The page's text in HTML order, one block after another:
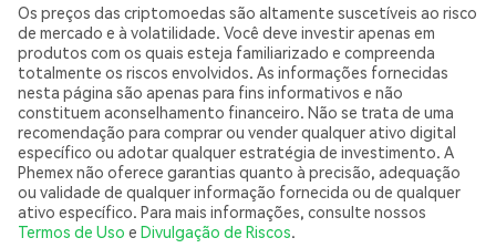
Os preços das criptomoedas são altamente suscetíveis ao risco
de mercado e à volatilidade. Você deve investir apenas em
produtos com os quais esteja familiarizado e compreenda
totalmente os riscos envolvidos. As informações fornecidas
nesta página são apenas para fins informativos e não
constituem aconselhamento financeiro. Não se trata de uma
recomendação para comprar ou vender qualquer ativo digital
específico ou adotar qualquer estratégia de investimento. A
Phemex não oferece garantias quanto à precisão, adequação
ou validade de qualquer informação fornecida ou de qualquer
ativo específico. Para mais informações, consulte nossos
Termos de Uso e Divulgação de Riscos.